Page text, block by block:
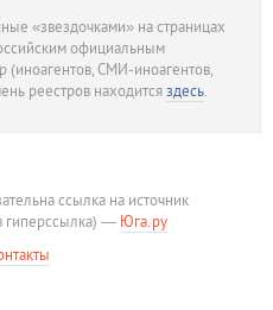
«звездочками» на страницах
официальным
(иноагентов, СМИ-иноагентов,
реестров находитсяздесь.
ссылка на источник
гиперссылка) — Юга.ру